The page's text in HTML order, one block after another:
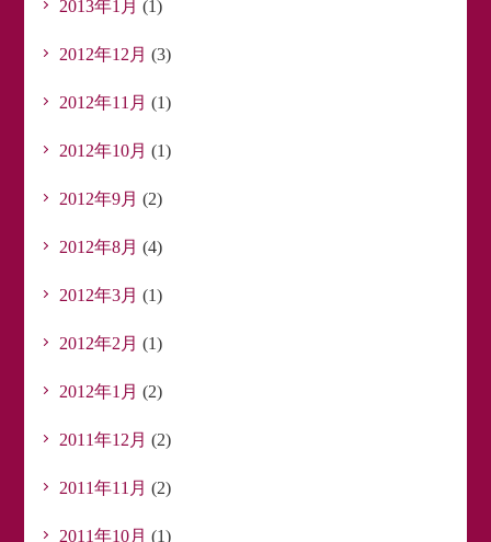
2013年1月 (1)
2012年12月 (3)
2012年11月 (1)
2012年10月 (1)
2012年9月 (2)
2012年8月 (4)
2012年3月 (1)
2012年2月 (1)
2012年1月 (2)
2011年12月 (2)
2011年11月 (2)
2011年10月 (1)